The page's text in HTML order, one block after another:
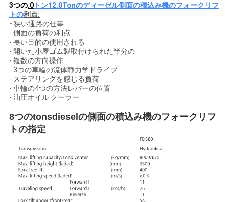
3つの.0トン12.0Tonのディーゼル側面の積込み機のフォークリフ
トの利点:
- 狭い通路の仕事
- 側面の負荷の利点
- 長い目的の使用される
- 開いた小屋ゴム製取付けられた半分の
- 複数の方向操作
- 3つの車輪の流体静力学ドライブ
- ステアリングを感じる負荷
- 車輪の4つの方法レバーの位置
- 油圧オイル クーラー
8つのtonsdieselの側面の積込み機のフォークリフ
トの指定